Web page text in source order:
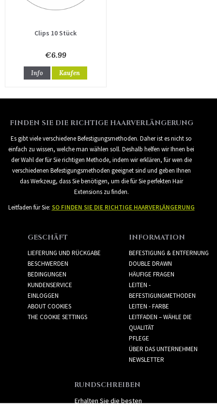
Clips 10 Stück
€6.99
Info Kaufen
FINDEN SIE DIE RICHTIGE HAARVERLÄNGERUNG
Es gibt viele verschiedene Befestigungsmethoden. Daher ist es nicht so
einfach zu wissen, welche man wählen soll. Deshalb helfen wir Ihnen bei
der Wahl der für Sie richtigen Methode, indem wir erklären, für wen die
verschiedenen Befestigungsmethoden geeignet sind und geben Ihnen
das Werkzeug, dass Sie benötigen, um die für Sie perfekten Hair
Extensions zu finden.
Leitfaden für Sie: SO FINDEN SIE DIE RICHTIGE HAARVERLÄNGERUNG
GESCHÄFT
LIEFERUNG UND RÜCKGABE
BESCHWERDEN
BEDINGUNGEN
KUNDENSERVICE
EINLOGGEN
ABOUT COOKIES
THE COOKIE SETTINGS
INFORMATION
BEFESTIGUNG & ENTFERNUNG
DOUBLE DRAWN
HÄUFIGE FRAGEN
LEITEN -
BEFESTIGUNGMETHODEN
LEITEN - FARBE
LEITFADEN – WÄHLE DIE
QUALITÄT
PFLEGE
ÜBER DAS UNTERNEHMEN
NEWSLETTER
RUNDSCHREIBEN
Erhalten Sie die besten